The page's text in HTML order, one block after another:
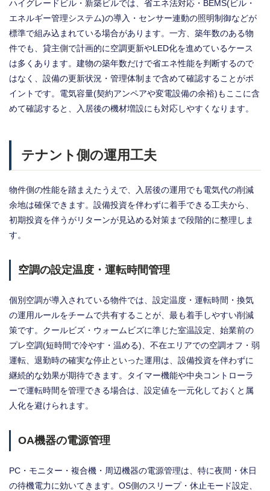
ハイグレードビル・新築ビルでは、省エネ法対応・BEMS(ビル・
エネルギー管理システム)の導入・センサー連動の照明制御などが
標準で組み込まれている場合があります。一方、築年数のある物
件でも、貸主側で計画的に空調更新やLED化を進めているケース
は多くあります。建物の築年数だけで省エネ性能を判断するので
はなく、設備の更新状況・管理体制まで含めて確認することがポ
イントです。電気容量(契約アンペアや変電設備の余裕)もここに含
めて確認すると、入居後の機材増設にも対応しやすくなります。
テナント側の運用工夫
物件側の性能を踏まえたうえで、入居後の運用でも電気代の削減
余地は確保できます。設備投資を伴わずに着手できる工夫から、
初期投資を伴うがリターンが見込める対策まで段階的に整理しま
す。
空調の設定温度・運転時間管理
個別空調が導入されている物件では、設定温度・運転時間・換気
の運用ルールをチームで共有することが、最も着手しやすい削減
策です。クールビズ・ウォームビズに準じた室温設定、始業前の
プレ空調(短時間で冷やす・温める)、不在エリアでの空調オフ・弱
運転、退勤時の確実な停止といった運用は、設備投資を伴わずに
継続的な効果が期待できます。タイマー機能や中央コントローラ
ーで運転時間を管理できる場合は、設定値を一元化しておくと属
人化を避けられます。
OA機器の電源管理
PC・モニター・複合機・周辺機器の電源管理は、特に夜間・休日
の待機電力に効いてきます。OS側のスリープ・休止モード設定、